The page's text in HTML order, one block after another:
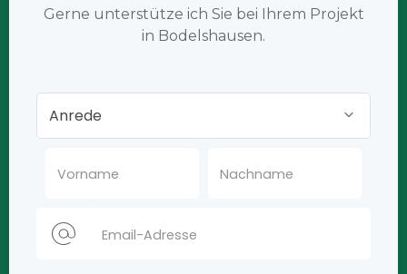
Gerne unterstütze ich Sie bei Ihrem Projekt
in Bodelshausen.